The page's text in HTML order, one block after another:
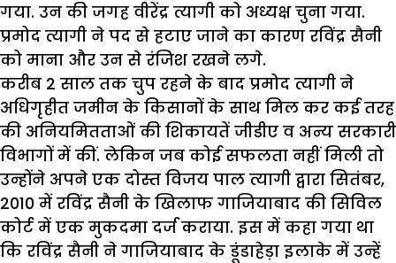
गया. उन की जगह वीरेंद्र त्यागी को अध्यक्ष चुना गया.
प्रमोद त्यागी ने पद से हटाए जाने का कारण रविंद्र सैनी
को माना और उन से रंजिश रखने लगे.
करीब 2 साल तक चुप रहने के बाद प्रमोद त्यागी ने
अधिगृहीत जमीन के किसानों के साथ मिल कर कई तरह
की अनियमितताओं की शिकायतें जीडीए व अन्य सरकारी
विभागों में कीं. लेकिन जब कोई सफलता नहीं मिली तो
उन्होंने अपने एक दोस्त विजय पाल त्यागी द्वारा सितंबर,
2010 में रविंद्र सैनी के खिलाफ गाजियाबाद की सिविल
कोर्ट में एक मुकदमा दर्ज कराया. इस में कहा गया था
कि रविंद्र सैनी ने गाजियाबाद के डूंडाहेड़ा इलाके में उन्हें